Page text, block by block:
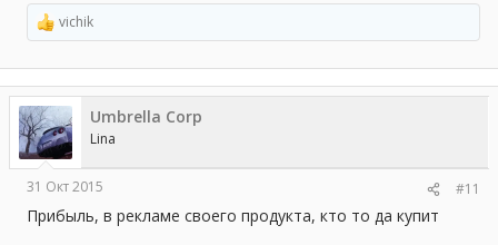
Р
е
а
к
ц
и
и
:
vichik
Umbrella Corp
Lina
31 Окт 2015 #11
Прибыль, в рекламе своего продукта, кто то да купит